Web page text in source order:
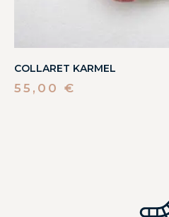
COLLARET KARMEL
55,00 €